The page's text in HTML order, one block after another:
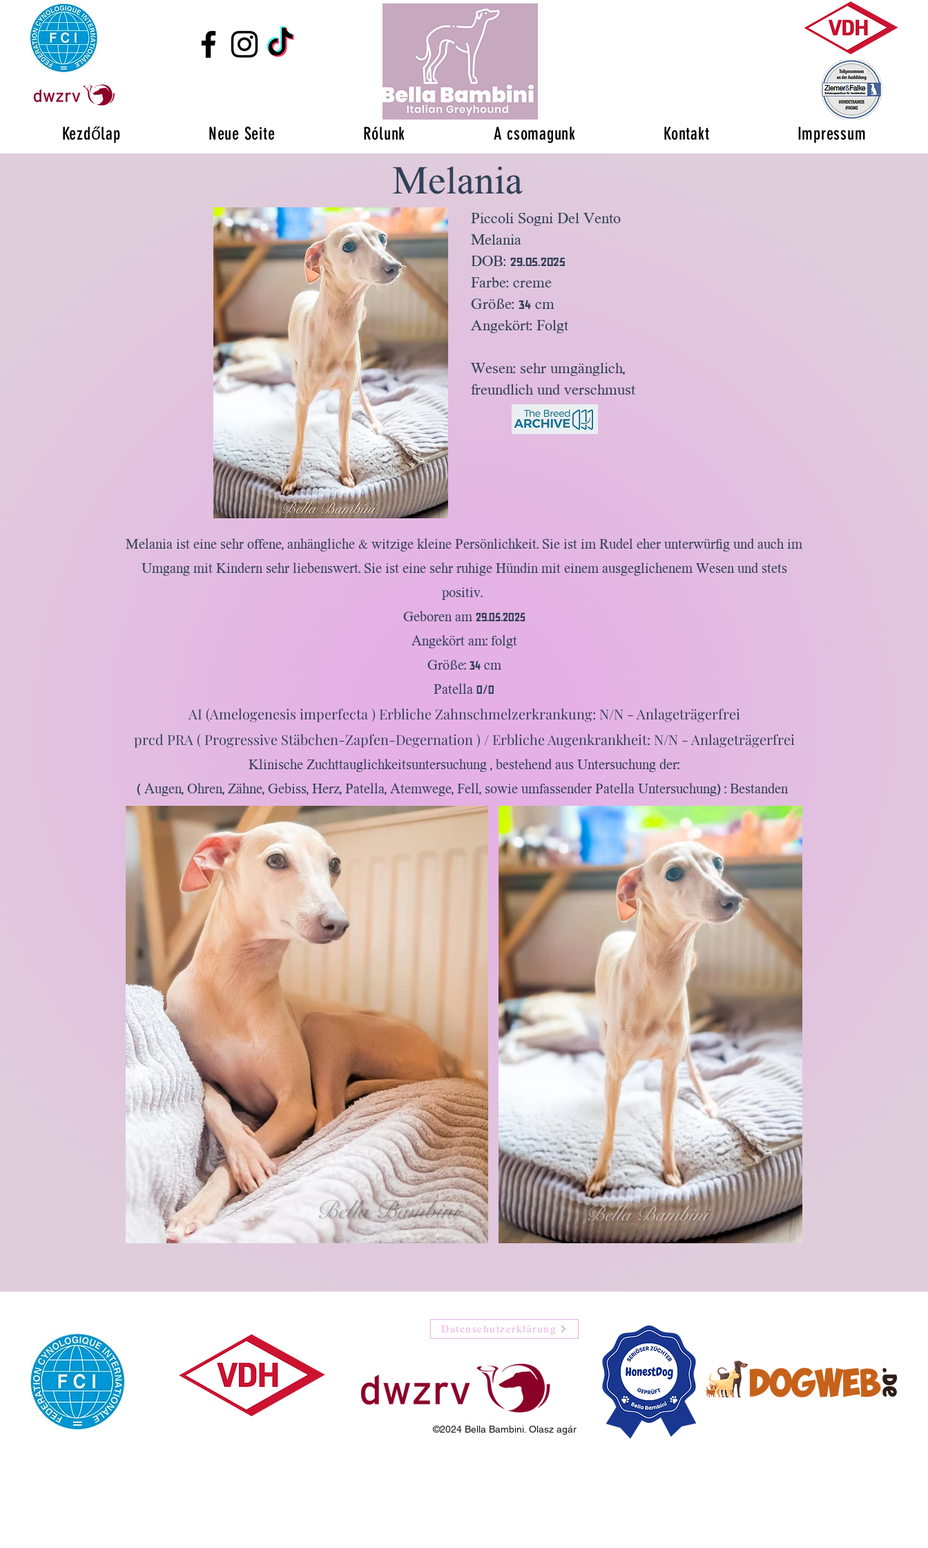
Kezdőlap Neue Seite Rólunk A csomagunk Kontakt Impressum
Melania
Melania ist eine sehr offene, anhängliche & witzige kleine Persönlichkeit. Sie ist im Rudel eher unterwürfig und auch im
Umgang mit Kindern sehr liebenswert. Sie ist eine sehr ruhige Hündin mit einem ausgeglichenem Wesen und stets
positiv.
​Geboren am 29.05.2025
Angekört am: folgt
Größe: 34 cm
Patella 0/0
AI (Amelogenesis imperfecta ) Erbliche Zahnschmelzerkrankung: N/N - Anlageträgerfrei
prcd PRA ( Progressive Stäbchen-Zapfen-Degernation ) / Erbliche Augenkrankheit: N/N - Anlageträgerfrei
Klinische Zuchttauglichkeitsuntersuchung , bestehend aus Untersuchung der:
( Augen, Ohren, Zähne, Gebiss, Herz, Patella, Atemwege, Fell, sowie umfassender Patella Untersuchung) : Bestanden
Piccoli Sogni Del Vento
Melania
DOB: 29.05.2025
Farbe: creme
Größe: 34 cm
Angekört: Folgt
Wesen: sehr umgänglich,
freundlich und verschmust
Datenschutzerklärung
©2024 Bella Bambini. Olasz agár